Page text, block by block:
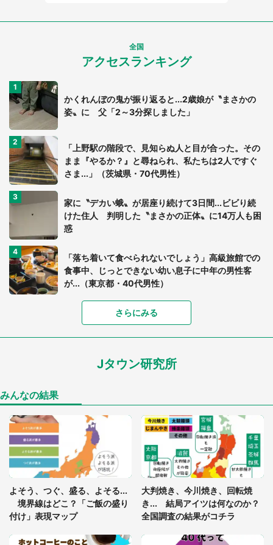
全国
アクセスランキング
かくれんぼの鬼が振り返ると...2歳娘が〝まさかの
姿〟に 父「2～3分探しました」
「上野駅の階段で、見知らぬ人と目が合った。その
まま『やるか？』と尋ねられ、私たちは2人ですぐ
さま...」（茨城県・70代男性）
家に〝デカい蛾〟が居座り続けて3日間...ビビり続
けた住人 判明した〝まさかの正体〟に14万人も困
惑
「落ち着いて食べられないでしょう」高級旅館での
食事中、じっとできない幼い息子に中年の男性客
が...（東京都・40代男性）
「富豪すぎ」1歳息子の〝店頭駄々こね〟の内容に1.
7万人驚がく 「お菓子売り場ならまだしも...」「ハ
ードル高い」
あまりにも四角すぎる猫、激写される 「これもう
「閉所恐怖症の私は新幹線で大パニック。隣席の青
年に『手を繋いで』とお願いしたら...」 体験談に
8万人感動
グっちゃってた〝野生の野菜〟に6.5万人戦慄
「○○がない街に住んでいます」住人の呟きに30万
さらにみる
Jタウン研究所
みんなの結果
よそう、つぐ、盛る、よそる...
境界線はどこ？「ご飯の盛り
付け」表現マップ
大判焼き、今川焼き、回転焼
き... 結局アイツは何なのか？
全国調査の結果がコチラ